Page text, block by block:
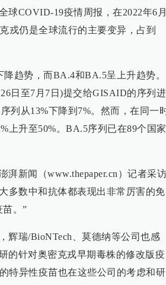
球COVID-19疫情周报，在2022年6月
戎仍是全球流行的主要变异，占到
趋势，而BA.4和BA.5呈上升趋势。
日至7月7日)提交给GISAID的序列进
列从13%下降到7%。然而，在同一
上升至50%。BA.5序列已在89个国家
湃新闻（www.thepaper.cn）记者采访
多数中和抗体都表现出非常厉害的免
。”
辉瑞/BioNTech、莫德纳等公司也感
的针对奥密克戎早期毒株的修改版疫
特异性疫苗也在这些公司的考虑和研